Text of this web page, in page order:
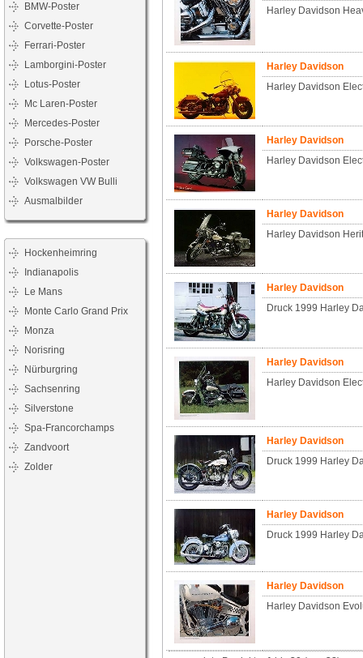
BMW-Poster
Corvette-Poster
Ferrari-Poster
Lamborgini-Poster
Lotus-Poster
Mc Laren-Poster
Mercedes-Poster
Porsche-Poster
Volkswagen-Poster
Volkswagen VW Bulli
Ausmalbilder
Hockenheimring
Indianapolis
Le Mans
Monte Carlo Grand Prix
Monza
Norisring
Nürburgring
Sachsenring
Silverstone
Spa-Francorchamps
Zandvoort
Zolder
Harley Davidson
Harley Davidson
Harley Davidson
Harley Davidson
Harley Davidson
Harley Davidson
Harley Davidson
Harley Davidson
Druck 1999 Harley
Harley Davidson
Harley Davidson
Harley Davidson
Druck 1999 Harley
Harley Davidson
Druck 1999 Harley
Harley Davidson
Harley Davidson